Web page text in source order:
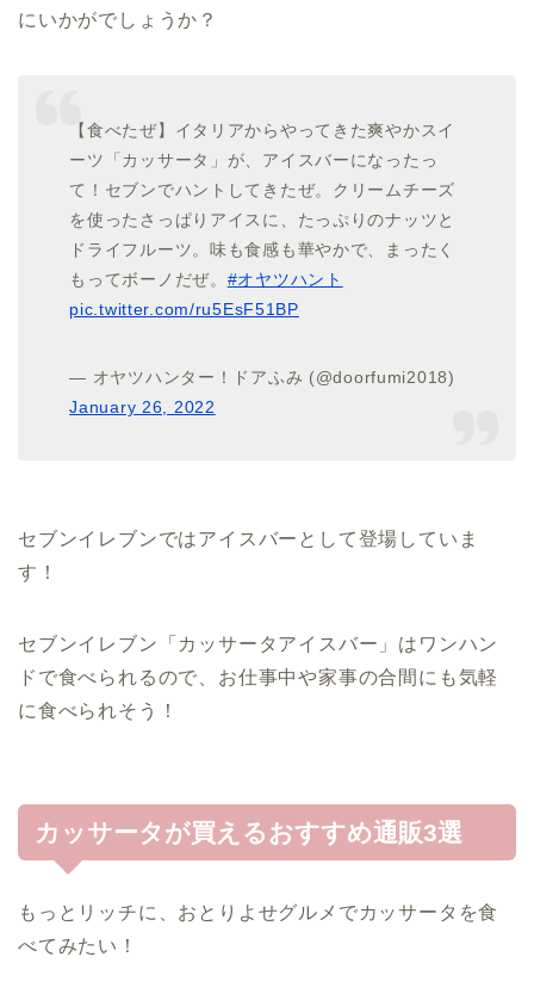
にいかがでしょうか？
【食べたぜ】イタリアからやってきた爽やかスイ
ーツ「カッサータ」が、アイスバーになったっ
て！セブンでハントしてきたぜ。クリームチーズ
を使ったさっぱりアイスに、たっぷりのナッツと
ドライフルーツ。味も食感も華やかで、まったく
もってボーノだぜ。 #オヤツハント
pic.twitter.com/ru5EsF51BP
— オヤツハンター！ドアふみ (@doorfumi2018)
January 26, 2022
セブンイレブンではアイスバーとして登場していま
す！
セブンイレブン「カッサータアイスバー」はワンハン
ドで食べられるので、お仕事中や家事の合間にも気軽
に食べられそう！
カッサータが買えるおすすめ通販3選
もっとリッチに、おとりよせグルメでカッサータを食
べてみたい！